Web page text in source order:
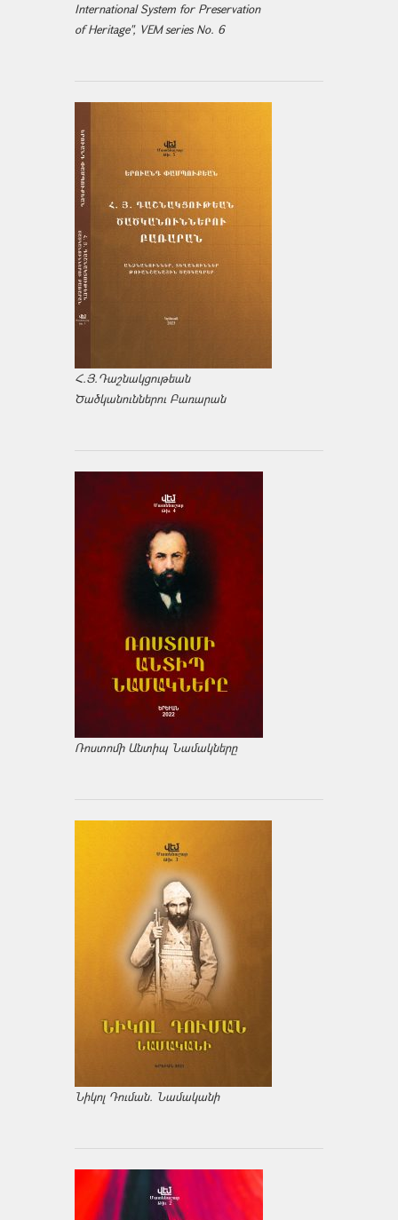
International System for Preservation
of Heritage", VEM series No. 6
Հ.Յ.Դաշնակցութեան
Ծածկանուններու Բառարան
Ռոստոմի Անտիպ Նամակները
Նիկոլ Դուման. Նամականի